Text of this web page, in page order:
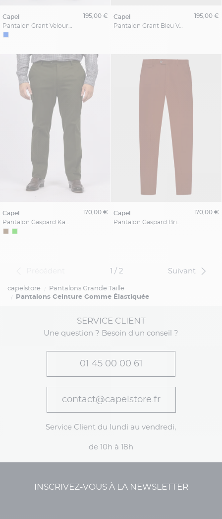
capel
195,00 €
capel
Pantalon Grant Bleu Velours Capel Grande Taille
195,00 €
capel
170,00 €
capel
170,00 €
1 / 2 Suivant
capelstore
Pantalons Grande Taille
Pantalons Ceinture Gomme Élastiquée
SERVICE CLIENT
Une question ? Besoin d'un conseil ?
01 45 00 00 61
contact@capelstore.fr
Service Client du lundi au vendredi,
de 10h à 18h
INSCRIVEZ-VOUS À LA NEWSLETTER